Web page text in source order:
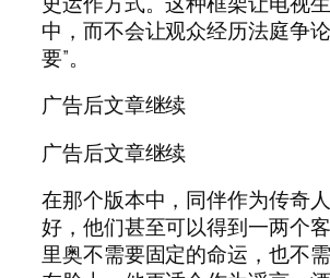
中，而不会让观众经历法庭争
要”。
广告后文章继续
广告后文章继续
在那个版本中，同伴作为传奇
好，他们甚至可以得到一两个
里奥不需要固定的命运，也不